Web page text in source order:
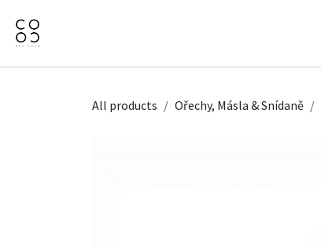
All products Ořechy, Másla & Snídaně